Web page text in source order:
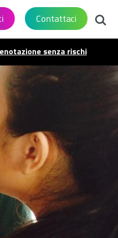
Contattaci Cerca
senza rischi